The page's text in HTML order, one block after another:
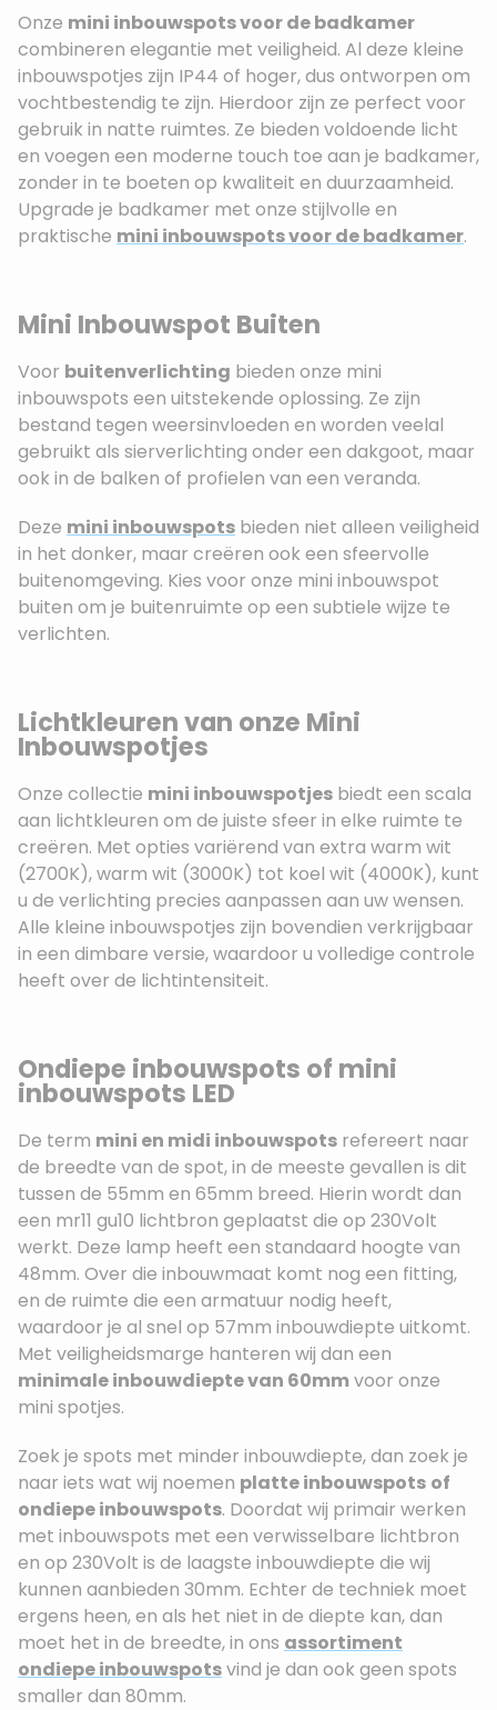
Onze mini inbouwspots voor de badkamer
combineren elegantie met veiligheid. Al deze kleine
inbouwspotjes zijn IP44 of hoger, dus ontworpen om
vochtbestendig te zijn. Hierdoor zijn ze perfect voor
gebruik in natte ruimtes. Ze bieden voldoende licht
en voegen een moderne touch toe aan je badkamer,
zonder in te boeten op kwaliteit en duurzaamheid.
Upgrade je badkamer met onze stijlvolle en
praktische mini inbouwspots voor de badkamer.
Mini Inbouwspot Buiten
Voor buitenverlichting bieden onze mini
inbouwspots een uitstekende oplossing. Ze zijn
bestand tegen weersinvloeden en worden veelal
gebruikt als sierverlichting onder een dakgoot, maar
ook in de balken of profielen van een veranda.
Deze mini inbouwspots bieden niet alleen veiligheid
in het donker, maar creëren ook een sfeervolle
buitenomgeving. Kies voor onze mini inbouwspot
buiten om je buitenruimte op een subtiele wijze te
verlichten.
Lichtkleuren van onze Mini
Inbouwspotjes
Onze collectie mini inbouwspotjes biedt een scala
aan lichtkleuren om de juiste sfeer in elke ruimte te
creëren. Met opties variërend van extra warm wit
(2700K), warm wit (3000K) tot koel wit (4000K), kunt
u de verlichting precies aanpassen aan uw wensen.
Alle kleine inbouwspotjes zijn bovendien verkrijgbaar
in een dimbare versie, waardoor u volledige controle
heeft over de lichtintensiteit.
Ondiepe inbouwspots of mini
inbouwspots LED
De term mini en midi inbouwspots refereert naar
de breedte van de spot, in de meeste gevallen is dit
tussen de 55mm en 65mm breed. Hierin wordt dan
een mr11 gu10 lichtbron geplaatst die op 230Volt
werkt. Deze lamp heeft een standaard hoogte van
48mm. Over die inbouwmaat komt nog een fitting,
en de ruimte die een armatuur nodig heeft,
waardoor je al snel op 57mm inbouwdiepte uitkomt.
Met veiligheidsmarge hanteren wij dan een
minimale inbouwdiepte van 60mm voor onze
mini spotjes.
Zoek je spots met minder inbouwdiepte, dan zoek je
naar iets wat wij noemen platte inbouwspots of
ondiepe inbouwspots. Doordat wij primair werken
met inbouwspots met een verwisselbare lichtbron
en op 230Volt is de laagste inbouwdiepte die wij
kunnen aanbieden 30mm. Echter de techniek moet
ergens heen, en als het niet in de diepte kan, dan
moet het in de breedte, in ons assortiment
ondiepe inbouwspotsvind je dan ook geen spots
smaller dan 80mm.